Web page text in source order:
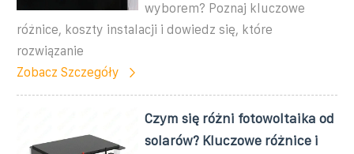
wyborem? Poznaj kluczowe
różnice, koszty instalacji i dowiedz się, które
rozwiązanie
Zobacz Szczegóły
Czym się różni fotowoltaika od
solarów? Kluczowe różnice i